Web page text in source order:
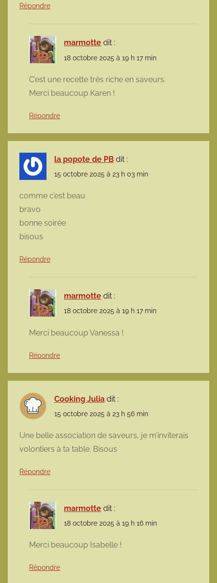
Répondre
marmotte dit :
18 octobre 2025 à 19 h 17 min
C’est une recette très riche en saveurs.
Merci beaucoup Karen !
Répondre
la popote de PB dit :
15 octobre 2025 à 23 h 03 min
comme c’est beau
bravo
bonne soirée
bisous
Répondre
marmotte dit :
18 octobre 2025 à 19 h 17 min
Merci beaucoup Vanessa !
Répondre
Cooking Julia dit :
15 octobre 2025 à 23 h 56 min
Une belle association de saveurs, je m’inviterais
volontiers à ta table. Bisous
Répondre
marmotte dit :
18 octobre 2025 à 19 h 16 min
Merci beaucoup Isabelle !
Répondre